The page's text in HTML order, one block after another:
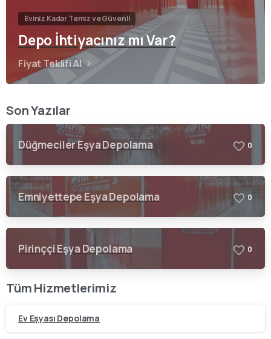
Eviniz Kadar Temiz ve Güvenli
Depo İhtiyacınız mı Var?
Fiyat Teklifi Al
Son Yazılar
Düğmeciler Eşya Depolama 0
Emniyettepe Eşya Depolama 0
Pirinççi Eşya Depolama 0
Tüm Hizmetlerimiz
Ev Eşyası Depolama